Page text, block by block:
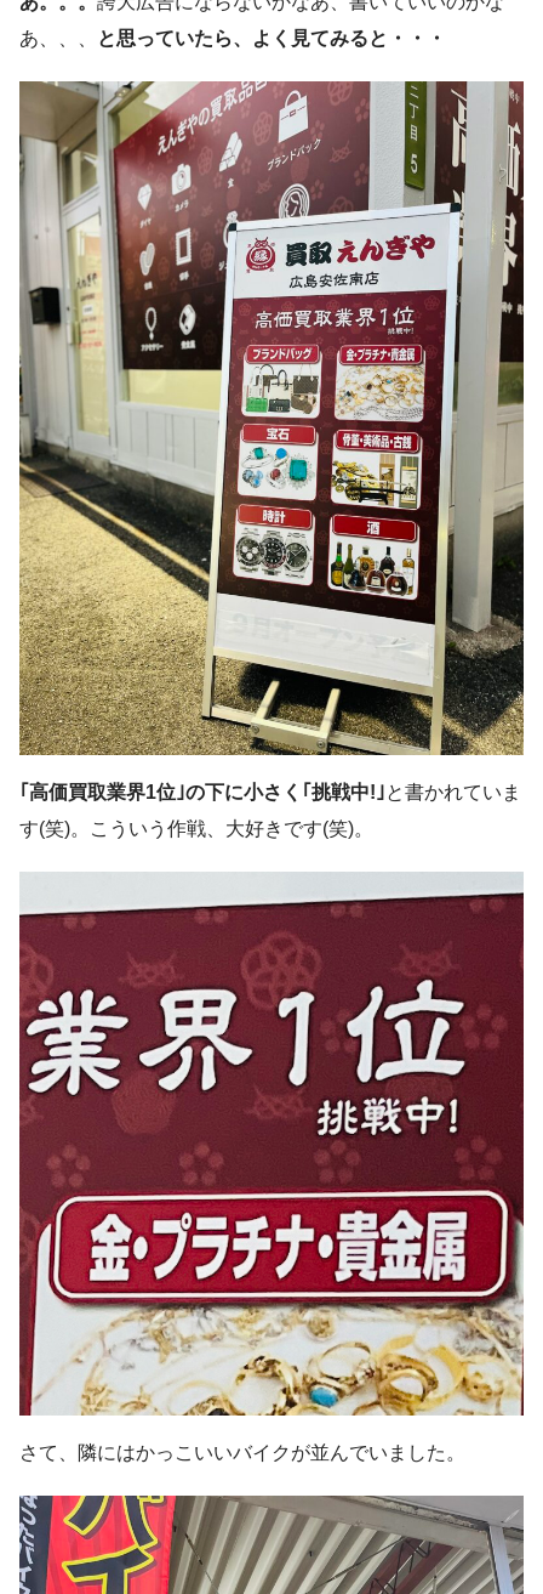
あ、、、
と思っていたら、よく見てみると・・・
｢高価買取業界1位｣の下に小さく｢挑戦中!｣と書かれていま
す(笑)。こういう作戦、大好きです(笑)。
さて、隣にはかっこいいバイクが並んでいました。